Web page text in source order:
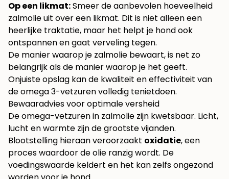
Op een likmat:Smeer de aanbevolen hoeveelheid
zalmolie uit over een likmat. Dit is niet alleen een
heerlijke traktatie, maar het helpt je hond ook
ontspannen en gaat verveling tegen.
De manier waarop je zalmolie bewaart, is net zo
belangrijk als de manier waarop je het geeft.
Onjuiste opslag kan de kwaliteit en effectiviteit van
de omega 3-vetzuren volledig tenietdoen.
Bewaaradvies voor optimale versheid
De omega-vetzuren in zalmolie zijn kwetsbaar. Licht,
lucht en warmte zijn de grootste vijanden.
Blootstelling hieraan veroorzaakt oxidatie, een
proces waardoor de olie ranzig wordt. De
voedingswaarde keldert en het kan zelfs ongezond